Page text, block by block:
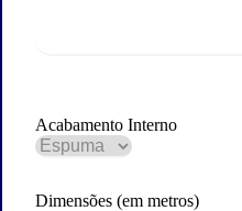
Acabamento Interno
Dimensões (em metros)